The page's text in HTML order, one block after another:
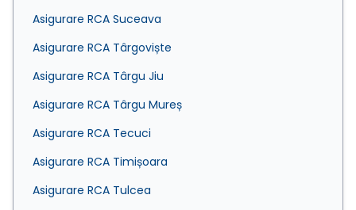
Asigurare RCA Suceava
Asigurare RCA Târgoviște
Asigurare RCA Târgu Jiu
Asigurare RCA Târgu Mureș
Asigurare RCA Tecuci
Asigurare RCA Timișoara
Asigurare RCA Tulcea